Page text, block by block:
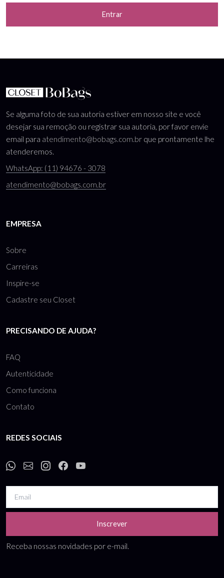
Entrar
Se alguma foto de sua autoria estiver em nosso site e você
desejar sua remoção ou registrar sua autoria, por favor envie
email para atendimento@bobags.com.br que prontamente lhe
atenderemos.
WhatsApp: (11) 94676 - 3078
atendimento@bobags.com.br
EMPRESA
Sobre
Carreiras
Inspire-se
Cadastre seu Closet
PRECISANDO DE AJUDA?
FAQ
Autenticidade
Como funciona
Contato
REDES SOCIAIS
Inscrever
Receba nossas novidades por e-mail.